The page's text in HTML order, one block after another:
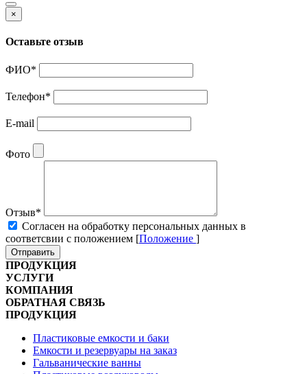
×
Оставьте отзыв
ФИО*
Телефон*
E-mail
Фото
Отзыв*
Cогласен на обработку персональных данных в
соответсвии с положением [Положение ]
Отправить
ПРОДУКЦИЯ
УСЛУГИ
КОМПАНИЯ
ОБРАТНАЯ СВЯЗЬ
ПРОДУКЦИЯ
Пластиковые емкости и баки
Емкости и резервуары на заказ
Гальванические ванны